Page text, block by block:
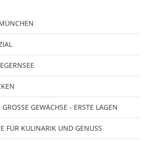
GEWÄCHSE - ERSTE LAGEN
FÜR KULINARIK UND GENUSS